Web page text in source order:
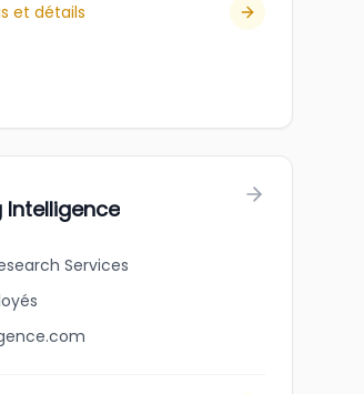
et détails
Intelligence
Services